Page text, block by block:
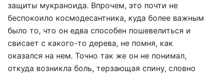
защиты мукраноида. Впрочем, это почти не
беспокоило космодесантника, куда более важным
было то, что он едва способен пошевелиться и
свисает с какого-то дерева, не помня, как
оказался на нем. Точно так же он не понимал,
откуда возникла боль, терзающая спину, словно